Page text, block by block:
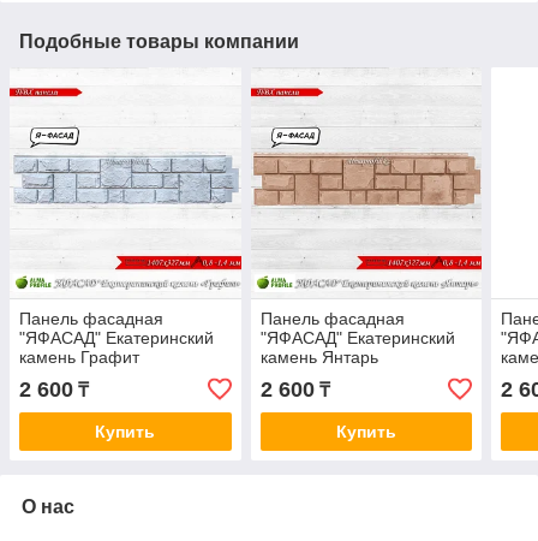
Подобные товары компании
Панель фасадная
"ЯФАСАД" Екатеринский
камень Графит
2 600 ₸
Купить
Панель фасадная
"ЯФАСАД" Екатеринский
камень Янтарь
2 600₸
Купить
2
О нас